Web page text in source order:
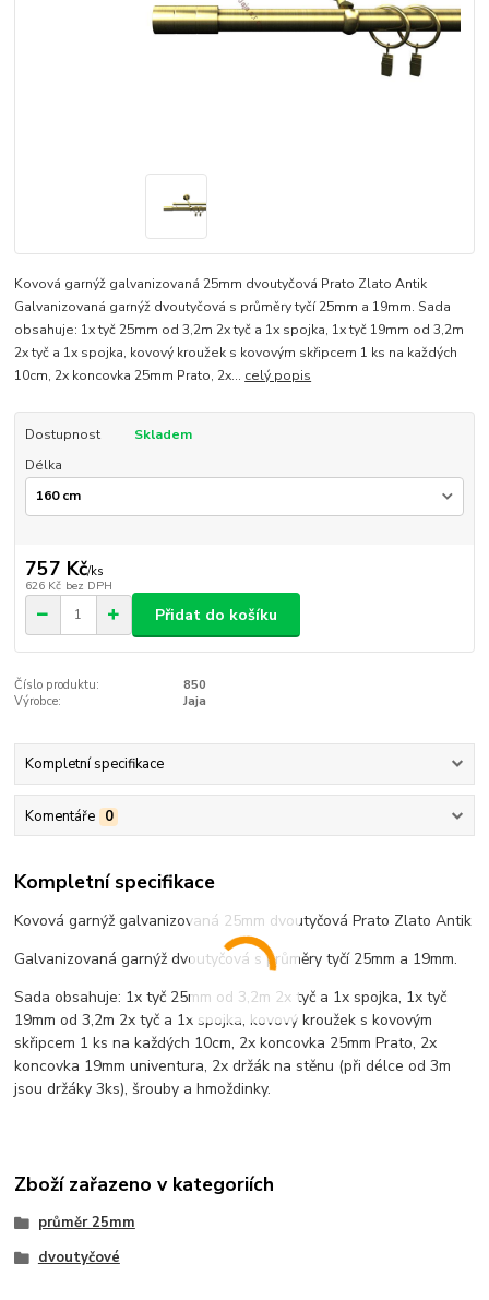
Kovová garnýž galvanizovaná 25mm dvoutyčová Prato Zlato Antik
Galvanizovaná garnýž dvoutyčová s průměry tyčí 25mm a 19mm. Sada
obsahuje: 1x tyč 25mm od 3,2m 2x tyč a 1x spojka, 1x tyč 19mm od 3,2m
2x tyč a 1x spojka, kovový kroužek s kovovým skřipcem 1 ks na každých
10cm, 2x koncovka 25mm Prato, 2x... celý popis
Dostupnost
Skladem
Délka
757 Kč/ks
626 Kč bez DPH
Přidat do košíku
Číslo produktu:
850
Výrobce:
Jaja
Kompletní specifikace
Komentáře 0
Kompletní specifikace
Kovová garnýž galvanizovaná 25mm dvoutyčová Prato Zlato Antik
Galvanizovaná garnýž dvoutyčová s průměry tyčí 25mm a 19mm.
Sada obsahuje: 1x tyč 25mm od 3,2m 2x tyč a 1x spojka, 1x tyč
19mm od 3,2m 2x tyč a 1x spojka, kovový kroužek s kovovým
skřipcem 1 ks na každých 10cm, 2x koncovka 25mm Prato, 2x
koncovka 19mm univentura, 2x držák na stěnu (při délce od 3m
jsou držáky 3ks), šrouby a hmoždinky.
Zboží zařazeno v kategoriích
průměr 25mm
dvoutyčové